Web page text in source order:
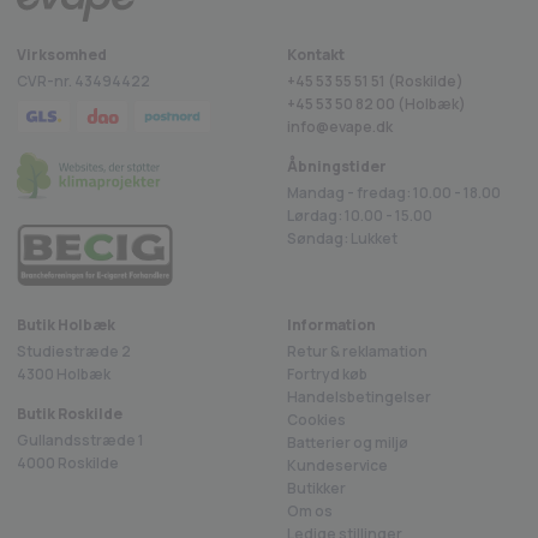
Virksomhed
CVR-nr. 43494422
Kontakt
+45 53 55 51 51 (Roskilde)
+45 53 50 82 00 (Holbæk)
info@evape.dk
Åbningstider
Mandag - fredag: 10.00 - 18.00
Lørdag: 10.00 - 15.00
Søndag: Lukket
Butik Holbæk
Studiestræde 2
4300 Holbæk
Butik Roskilde
Gullandsstræde 1
4000 Roskilde
Information
Retur & reklamation
Fortryd køb
Handelsbetingelser
Cookies
Batterier og miljø
Kundeservice
Butikker
Om os
Ledige stillinger